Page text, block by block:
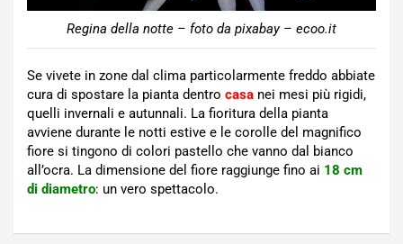
Regina della notte – foto da pixabay – ecoo.it
Se vivete in zone dal clima particolarmente freddo abbiate
cura di spostare la pianta dentro casa nei mesi più rigidi,
quelli invernali e autunnali. La fioritura della pianta
avviene durante le notti estive e le corolle del magnifico
fiore si tingono di colori pastello che vanno dal bianco
all’ocra. La dimensione del fiore raggiunge fino ai 18 cm
di diametro: un vero spettacolo.